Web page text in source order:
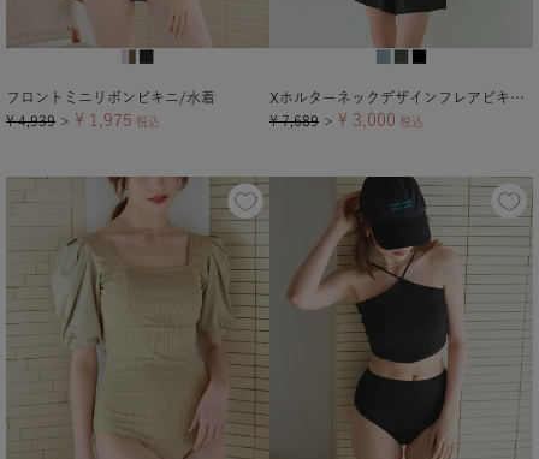
フロントミニリボンビキニ/水着
¥ 4,939 ＞ ¥ 1,975 税込
Xホルターネックデザインフレアビキニ/セット水着
¥ 7,689 ＞ ¥ 3,000 税込